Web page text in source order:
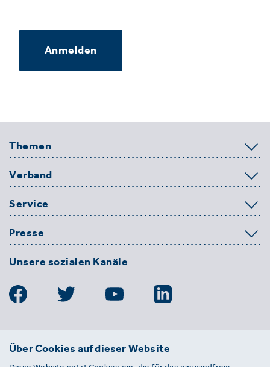
Anmelden
Themen
Verband
Service
Presse
Unsere sozialen Kanäle
BDE
Über Cookies auf dieser Website